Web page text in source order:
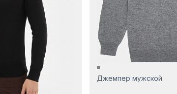
Джемпер мужской